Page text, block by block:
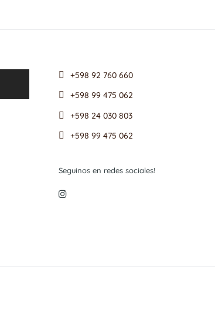
+598 92 760 660
+598 99 475 062
+598 24 030 803
+598 99 475 062
Seguinos en redes sociales!